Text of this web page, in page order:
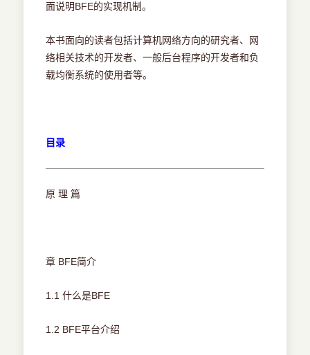
面说明BFE的实现机制。
本书面向的读者包括计算机网络方向的研究者、网
络相关技术的开发者、一般后台程序的开发者和负
载均衡系统的使用者等。
目录
原 理 篇
章 BFE简介
1.1 什么是BFE
1.2 BFE平台介绍